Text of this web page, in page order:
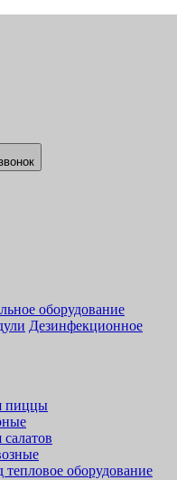
оборудование
Дезинфекционное
пиццы
оборудование